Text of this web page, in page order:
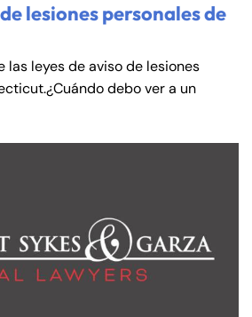
lesiones personales de
las leyes de aviso de lesiones
debo ver a un